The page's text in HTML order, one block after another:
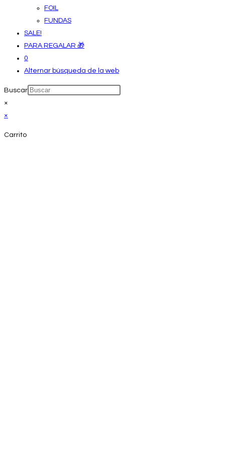
FOIL
FUNDAS
SALE!
PARA REGALAR 🎁
0
Alternar búsqueda de la web
Buscar
×
×
Carrito